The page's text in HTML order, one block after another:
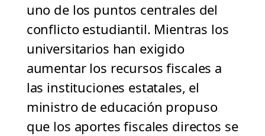
uno de los puntos centrales del
conflicto estudiantil. Mientras los
universitarios han exigido
aumentar los recursos fiscales a
las instituciones estatales, el
ministro de educación propuso
que los aportes fiscales directos se